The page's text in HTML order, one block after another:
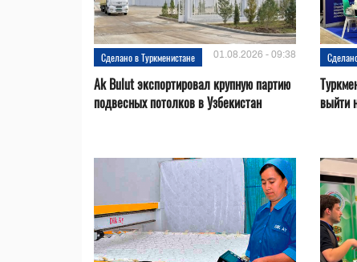
Сделано в Туркменистане 01.08.2026 - 09:38
Ak Bulut экспортировал крупную партию
подвесных потолков в Узбекистан
выйти